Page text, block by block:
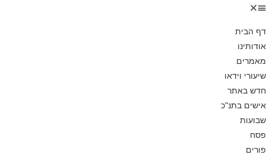
דף הבית
אודותינו
מאמרים
שיעורי וידאו
חדש באתר
אישים בתנ”כ
שבועות
פסח
פורים